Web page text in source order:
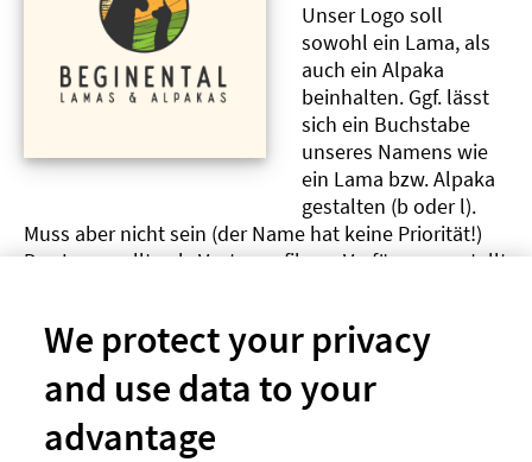
Unser Logo soll
sowohl ein Lama, als
auch ein Alpaka
beinhalten. Ggf. lässt
sich ein Buchstabe
unseres Namens wie
ein Lama bzw. Alpaka
gestalten (b oder l).
Muss aber nicht sein (der Name hat keine Priorität!)
Das Logo sollte als Vectorgrafik zur Verfügung gestellt
Entwürfe
400,00€
Preisgeld
We protect your privacy
and use data to your
advantage